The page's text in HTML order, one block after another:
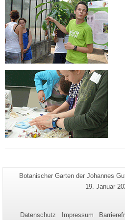
Seiten-
Botanischer Garten der Johannes
Letzte
19. Januar
Datenschutz Impressum